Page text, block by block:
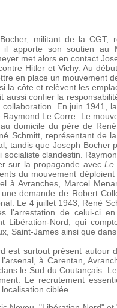
militant de la
il apporte son soutien au
met alors en contact
Hitler et Vichy. Au
en place un mouvement
la côte et relèvent les
aussi confier la
En juin 1941,
Le Corre. Le
domicile du père de
Schmitt, représentant de
tandis que Joseph
socialiste clandestin.
sur la propagande avecLe
du mouvement
à Avranches, Marcel
demande de Robert
Le 4 juillet 1943, René
l'arrestation de celui-ci
Libération-Nord, qui
Saint-James ainsi que
est surtout présent
à Carentan,
le Sud du Coutançais.
Le recrutement
ciblée.